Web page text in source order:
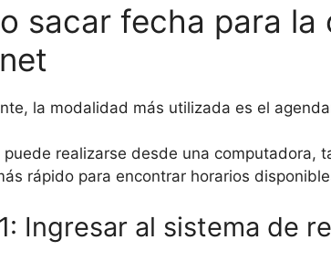
sacar fecha para la
la modalidad más utilizada es el
puede realizarse desde una computadora,
rápido para encontrar horarios
Ingresar al sistema de